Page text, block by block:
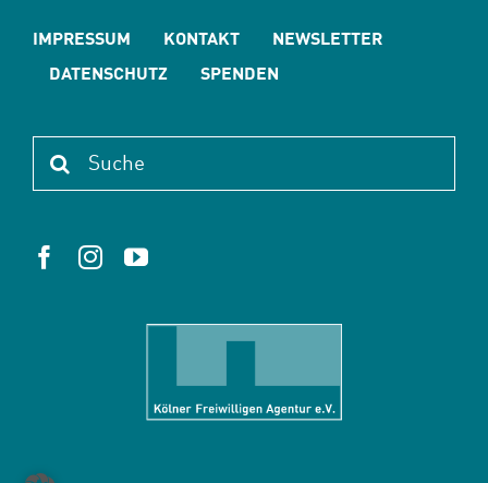
IMPRESSUM KONTAKT
NEWSLETTER
DATENSCHUTZ
SPENDEN
Suche